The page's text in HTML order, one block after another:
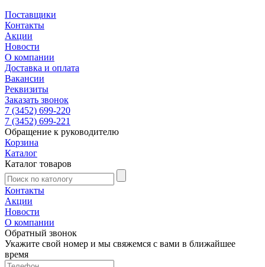
Поставщики
Контакты
Акции
Новости
О компании
Доставка и оплата
Вакансии
Реквизиты
Заказать звонок
7 (3452) 699-220
7 (3452) 699-221
Обращение к руководителю
Корзина
Каталог
Каталог товаров
Контакты
Акции
Новости
О компании
Обратный звонок
Укажите свой номер и мы свяжемся с вами в ближайшее
время